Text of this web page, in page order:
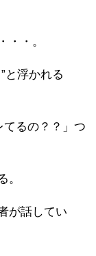
・・。
と浮かれる
てるの？？」つ
。
が話してい